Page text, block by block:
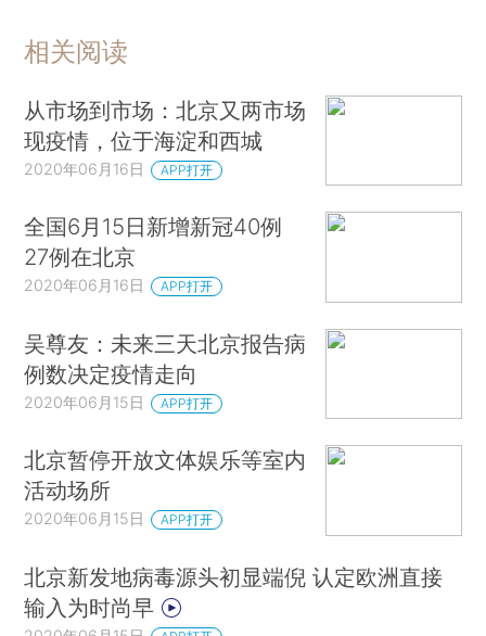
相关阅读
从市场到市场：北京又两市场
现疫情，位于海淀和西城
2020年06月16日 APP打开
全国6月15日新增新冠40例
27例在北京
2020年06月16日 APP打开
吴尊友：未来三天北京报告病
例数决定疫情走向
2020年06月15日 APP打开
北京暂停开放文体娱乐等室内
活动场所
2020年06月15日 APP打开
北京新发地病毒源头初显端倪 认定欧洲直接
输入为时尚早